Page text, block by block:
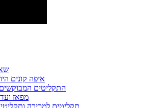
איפה קונים
100 התקליטים
מפאז
תקליטים למכירה